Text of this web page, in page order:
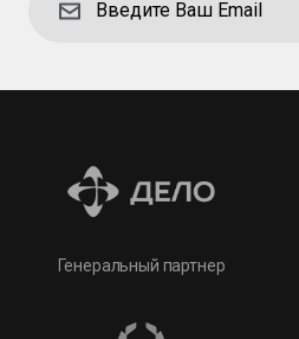
Генеральный партнер